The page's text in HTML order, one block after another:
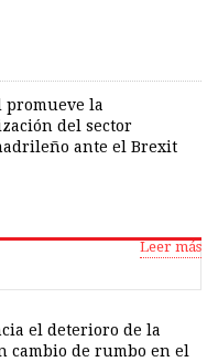
promueve la
del sector
ante el Brexit
Leer más
el deterioro de la
cambio de rumbo en el